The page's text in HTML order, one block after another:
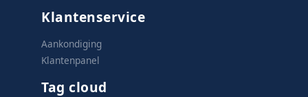
Klantenservice
Aankondiging
Klantenpanel
Tag cloud